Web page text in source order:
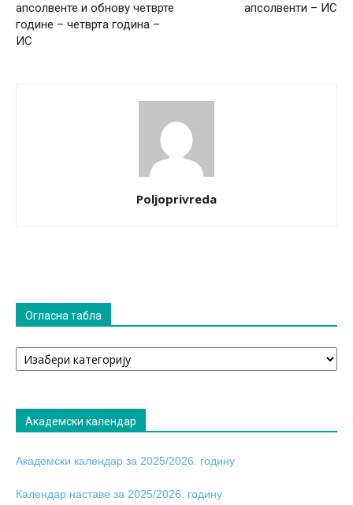
апсолвенте и обнову четврте
године – четврта година –
ИС
апсолвенти – ИС
Poljoprivreda
Огласна табла
Огласна
табла
Академски календар
Академски календар за 2025/2026. годину
Календар наставе за 2025/2026. годину